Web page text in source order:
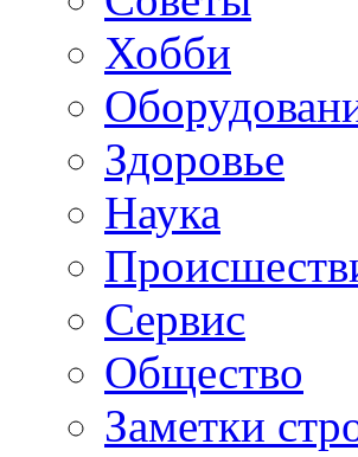
Хобби
Здоровье
Наука
Сервис
Общество
Заметки